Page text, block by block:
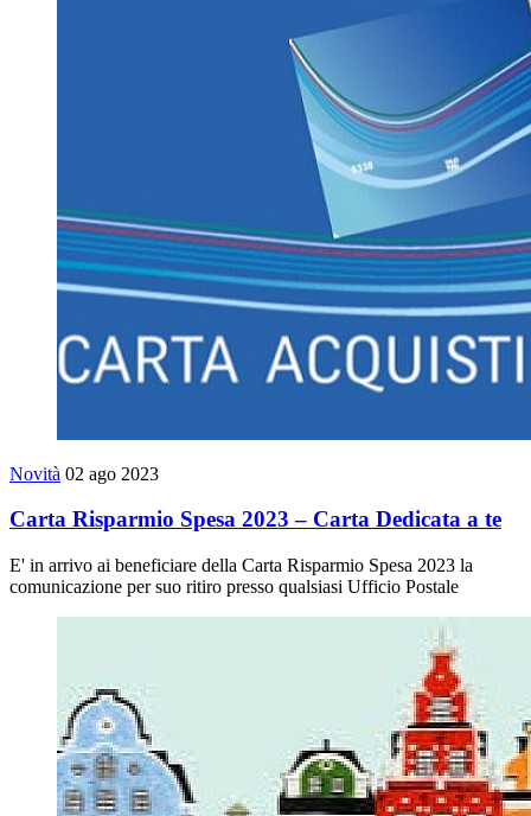
Novità 02 ago 2023
Carta Risparmio Spesa 2023 – Carta Dedicata a te
E' in arrivo ai beneficiare della Carta Risparmio Spesa 2023 la
comunicazione per suo ritiro presso qualsiasi Ufficio Postale